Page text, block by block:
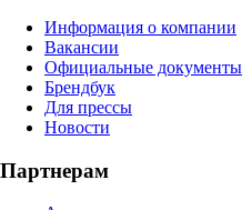
Информация о компании
Вакансии
Официальные документы
Брендбук
Для прессы
Новости
Партнерам